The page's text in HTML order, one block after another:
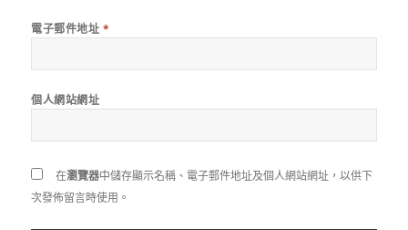
電子郵件地址 *
個人網站網址
在瀏覽器中儲存顯示名稱、電子郵件地址及個人網站網址，以供下
次發佈留言時使用。